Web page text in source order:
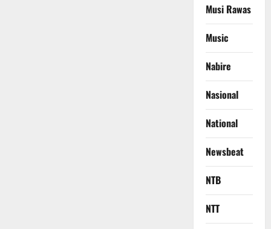
Musi Rawas
Music
Nabire
Nasional
National
Newsbeat
NTB
NTT